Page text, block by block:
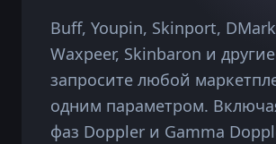
Buff, Youpin, Skinport,
Waxpeer, Skinbaron и
запросите любой
одним параметром.
фаз Doppler и Gamma